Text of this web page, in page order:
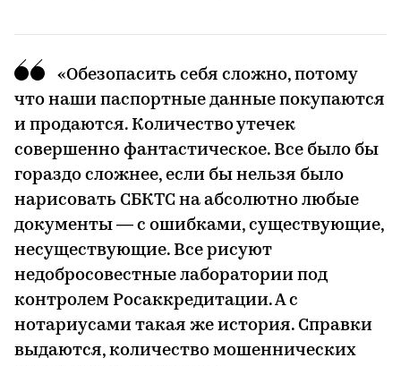
«Обезопасить себя сложно, потому
что наши паспортные данные покупаются
и продаются. Количество утечек
совершенно фантастическое. Все было бы
гораздо сложнее, если бы нельзя было
нарисовать СБКТС на абсолютно любые
документы — с ошибками, существующие,
несуществующие. Все рисуют
недобросовестные лаборатории под
контролем Росаккредитации. А с
нотариусами такая же история. Справки
выдаются, количество мошеннических